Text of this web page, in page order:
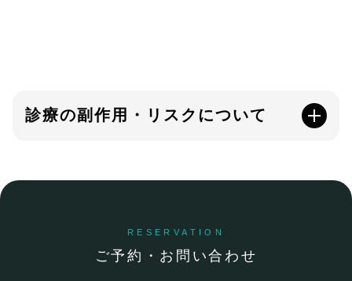
診療の副作用・リスクについて
RESERVATION
ご予約・お問い合わせ